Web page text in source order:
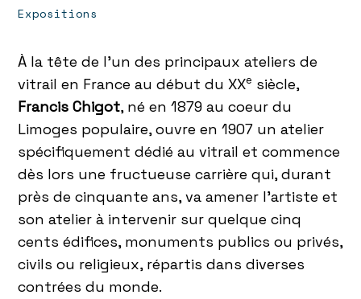
Expositions
À la tête de l’un des principaux ateliers de
vitrail en France au début du XXe siècle,
Francis Chigot, né en 1879 au coeur du
Limoges populaire, ouvre en 1907 un atelier
spécifiquement dédié au vitrail et commence
dès lors une fructueuse carrière qui, durant
près de cinquante ans, va amener l’artiste et
son atelier à intervenir sur quelque cinq
cents édifices, monuments publics ou privés,
civils ou religieux, répartis dans diverses
contrées du monde.